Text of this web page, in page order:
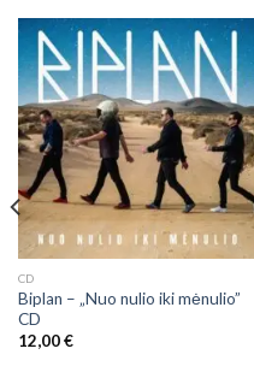
CD
Biplan – „Nuo nulio iki mėnulio”
CD
12,00€